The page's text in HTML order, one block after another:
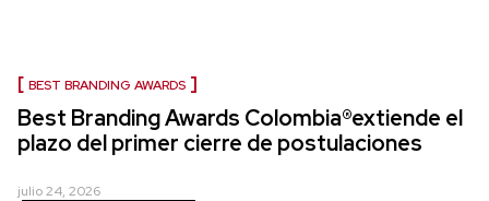
BEST BRANDING AWARDS
Best Branding Awards Colombia®extiende el
plazo del primer cierre de postulaciones
julio 24, 2026